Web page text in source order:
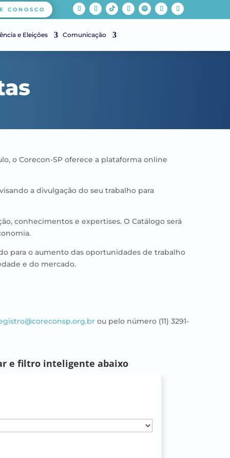
CONOSCO
e Eleições Comunicação
o Corecon-SP oferece a plataforma online
a divulgação do seu trabalho para
conhecimentos e expertises. O Catálogo será
para o aumento das oportunidades de trabalho
e do mercado.
ou pelo número (11) 3291-
e filtro inteligente abaixo